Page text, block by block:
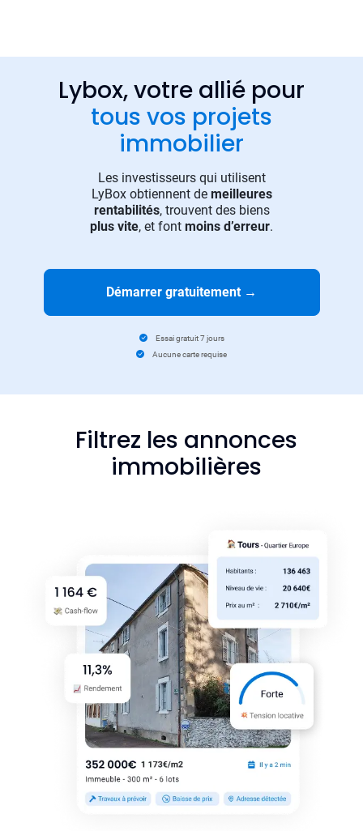
Lybox, votre allié pour
tous vos projets
immobilier
Les investisseurs qui utilisent
LyBox obtiennent de meilleures
rentabilités, trouvent des biens
plus vite, et font moins d’erreur.
Démarrer gratuitement →
Essai gratuit 7 jours
Aucune carte requise
Filtrez les annonces
immobilières